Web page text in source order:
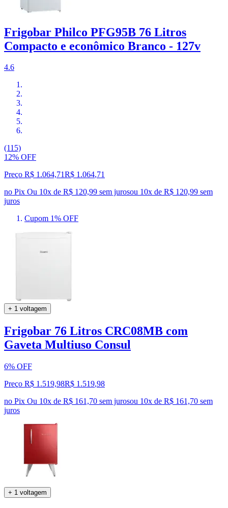
Frigobar Philco PFG95B 76 Litros
Compacto e econômico Branco - 127v
4.6
(115)
12% OFF
Preço R$ 1.064,71R$ 1.064,71
no Pix Ou 10x de R$ 120,99 sem jurosou 10x de R$ 120,99 sem
juros
Cupom 1% OFF
+ 1 voltagem
Frigobar 76 Litros CRC08MB com
Gaveta Multiuso Consul
6% OFF
Preço R$ 1.519,98R$ 1.519,98
no Pix Ou 10x de R$ 161,70 sem jurosou 10x de R$ 161,70 sem
juros
+ 1 voltagem